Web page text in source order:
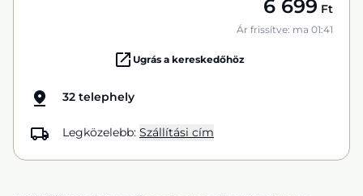
6 699 Ft
Ár frissítve: ma 01:41
Ugrás a kereskedőhöz
32 telephely
Legközelebb: Szállítási cím